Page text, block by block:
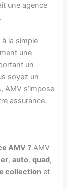
une agence
à la simple
une
un
soyez un
AMV s’impose
assurance.
AMV ? AMV
,auto,quad,
collection et